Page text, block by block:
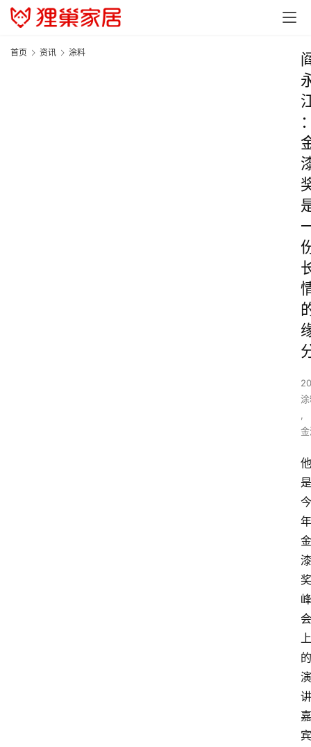
首页 资讯 涂料
,
他
是
今
年
金
漆
奖
峰
会
上
的
演
讲
嘉
宾